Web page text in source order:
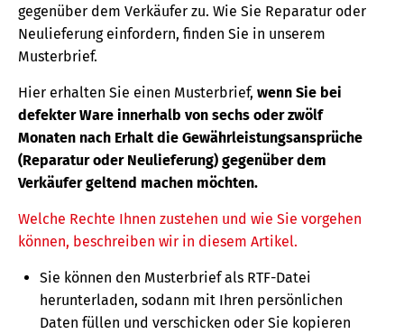
gegenüber dem Verkäufer zu. Wie Sie Reparatur oder
Neulieferung einfordern, finden Sie in unserem
Musterbrief.
Hier erhalten Sie einen Musterbrief, wenn Sie bei
defekter Ware innerhalb von sechs oder zwölf
Monaten nach Erhalt die Gewährleistungsansprüche
(Reparatur oder Neulieferung) gegenüber dem
Verkäufer geltend machen möchten.
Welche Rechte Ihnen zustehen und wie Sie vorgehen
können, beschreiben wir in diesem Artikel.
Sie können den Musterbrief als RTF-Datei
herunterladen, sodann mit Ihren persönlichen
Daten füllen und verschicken oder Sie kopieren